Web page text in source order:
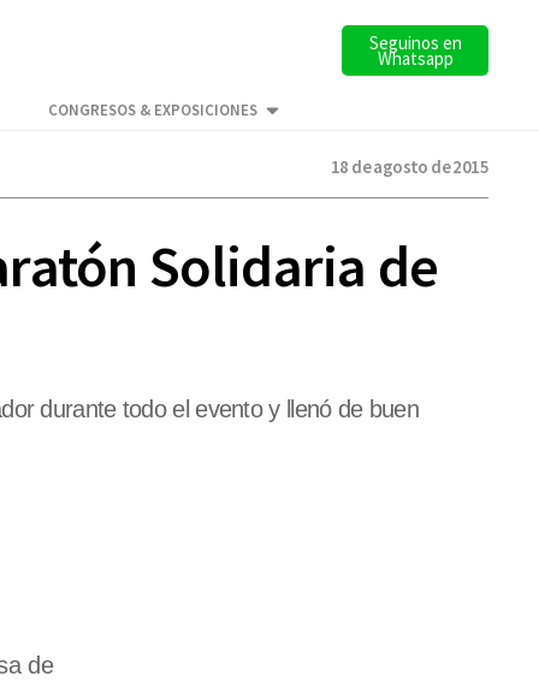
Seguinos en
Whatsapp
CONGRESOS & EXPOSICIONES
18 de agosto de 2015
Solidaria de
durante todo el evento y llenó de buen
de